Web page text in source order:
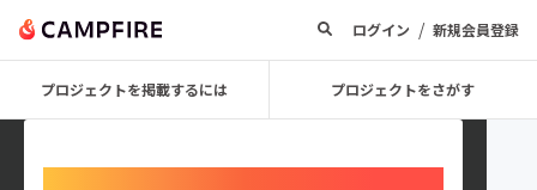
ログイン / 新規会員登録
プロジェクトを掲載するには プロジェクトをさがす